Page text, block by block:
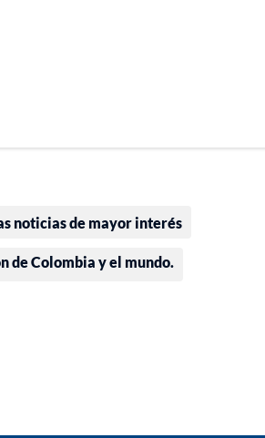
noticias de mayor interés
de Colombia y el mundo.